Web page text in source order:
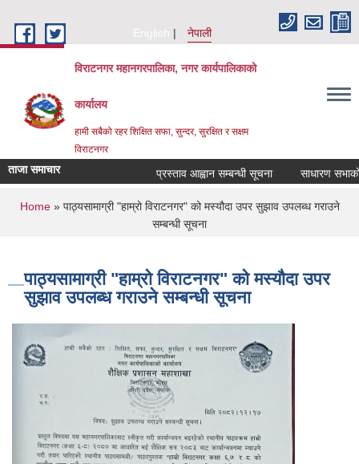
English
नेपाली
विराटनगर महानगरपालिका, नगर कार्यपालिकाको
कार्यालय
हामी सबैको रहर शिक्षित सफा, सुन्दर, सुरक्षित र सक्षम
विराटनगर
ताजा समाचार प्रस्ताव आह्वान सम्बन्धी सूचना साधारण
You are here
Home» पाठ्यसामाग्री "हाम्रो विराटनगर" को मस्यौदा उपर सुझाव उपलब्ध गराउने
सम्बन्धी सूचना
पाठ्यसामाग्री "हाम्रो विराटनगर" को मस्यौदा उपर
सुझाव उपलब्ध गराउने सम्बन्धी सूचना